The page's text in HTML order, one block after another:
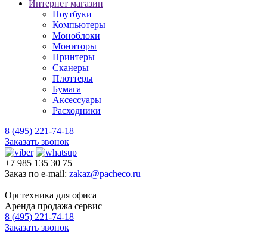
Интернет магазин
Ноутбуки
Компьютеры
Моноблоки
Мониторы
Принтеры
Сканеры
Плоттеры
Бумага
Аксессуары
Расходники
8 (495) 221-74-18
Заказать звонок
+7 985 135 30 75
Заказ по e-mail: zakaz@pacheco.ru
Оргтехника для офиса
Аренда продажа сервис
8 (495) 221-74-18
Заказать звонок